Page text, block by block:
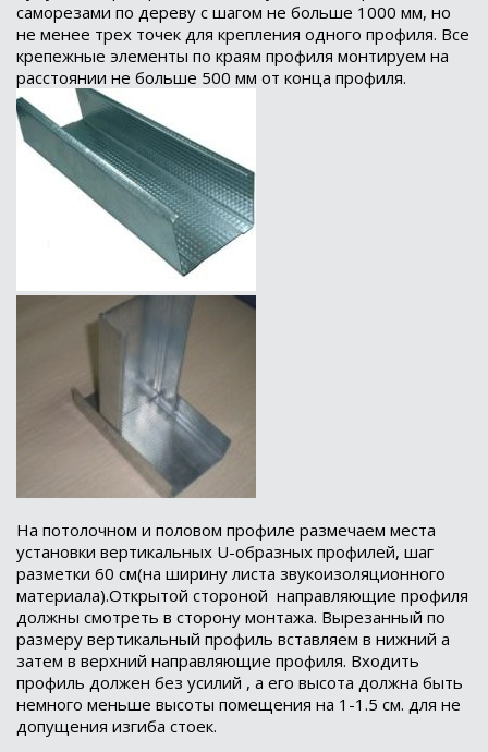
саморезами по дереву с шагом не больше 1000 мм, но
не менее трех точек для крепления одного профиля. Все
крепежные элементы по краям профиля монтируем на
расстоянии не больше 500 мм от конца профиля.
На потолочном и половом профиле размечаем места
установки вертикальных U-образных профилей, шаг
разметки 60 см(на ширину листа звукоизоляционного
материала).Открытой стороной направляющие профиля
должны смотреть в сторону монтажа. Вырезанный по
размеру вертикальный профиль вставляем в нижний а
затем в верхний направляющие профиля. Входить
профиль должен без усилий , а его высота должна быть
немного меньше высоты помещения на 1-1.5 см. для не
допущения изгиба стоек.